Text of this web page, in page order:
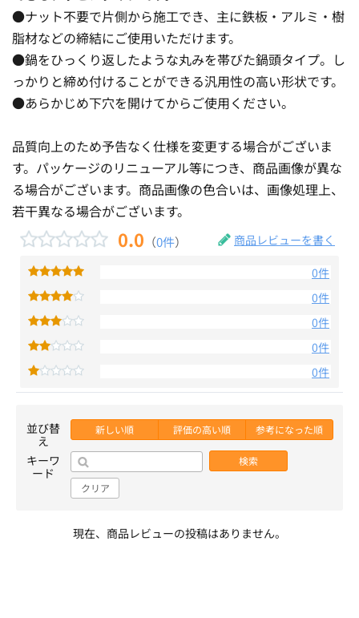
●ナット不要で片側から施工でき、主に鉄板・アルミ・樹
脂材などの締結にご使用いただけます。
●鍋をひっくり返したような丸みを帯びた鍋頭タイプ。し
っかりと締め付けることができる汎用性の高い形状です。
●あらかじめ下穴を開けてからご使用ください。
品質向上のため予告なく仕様を変更する場合がございま
す。パッケージのリニューアル等につき、商品画像が異な
る場合がございます。商品画像の色合いは、画像処理上、
若干異なる場合がございます。
0.0 （0件） 商品レビューを書く
0件
0件
0件
0件
0件
並び替
え
新しい順 評価の高い順 参考になった順
キーワ
ード
検索
クリア
現在、商品レビューの投稿はありません。